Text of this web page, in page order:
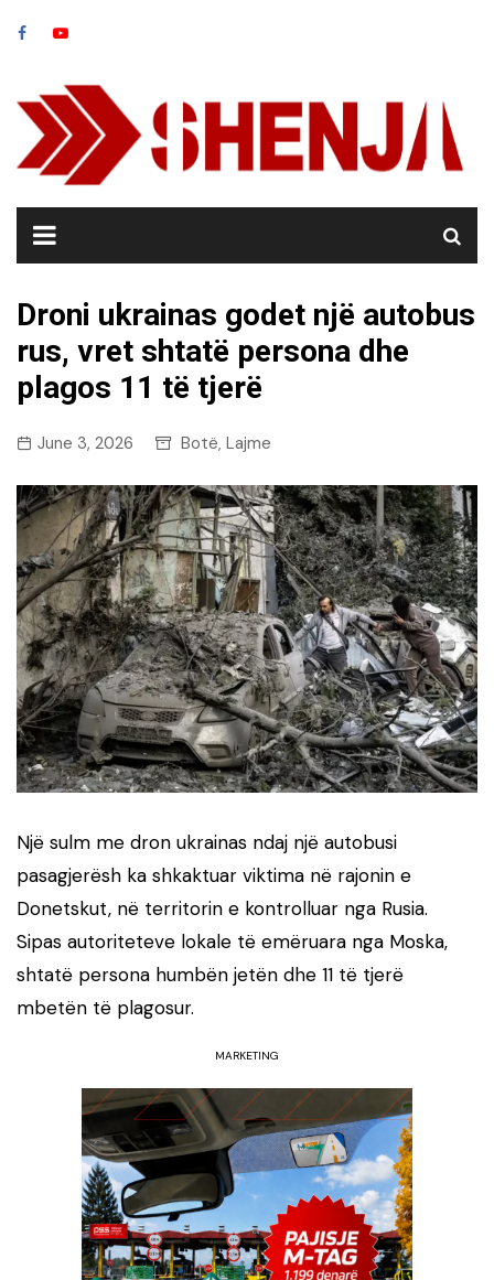
Droni ukrainas godet një autobus
rus, vret shtatë persona dhe
plagos 11 të tjerë
June 3, 2026 Botë, Lajme
Një sulm me dron ukrainas ndaj një autobusi
pasagjerësh ka shkaktuar viktima në rajonin e
Donetskut, në territorin e kontrolluar nga Rusia.
Sipas autoriteteve lokale të emëruara nga Moska,
shtatë persona humbën jetën dhe 11 të tjerë
mbetën të plagosur.
MARKETING